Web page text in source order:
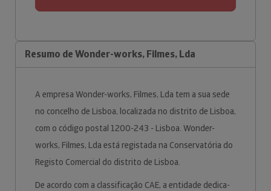
Resumo de Wonder-works, Filmes, Lda
A empresa Wonder-works, Filmes, Lda tem a sua sede
no concelho de Lisboa, localizada no distrito de Lisboa,
com o código postal 1200-243 - Lisboa. Wonder-
works, Filmes, Lda está registada na Conservatória do
Registo Comercial do distrito de Lisboa.
De acordo com a classificação CAE, a entidade dedica-